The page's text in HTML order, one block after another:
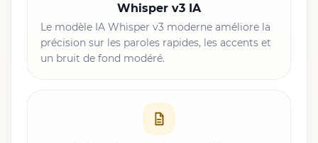
Whisper v3 IA
Le modèle IA Whisper v3 moderne améliore la
précision sur les paroles rapides, les accents et
un bruit de fond modéré.